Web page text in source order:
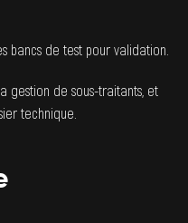
bancs de test pour validation.
gestion de sous-traitants, et
technique.